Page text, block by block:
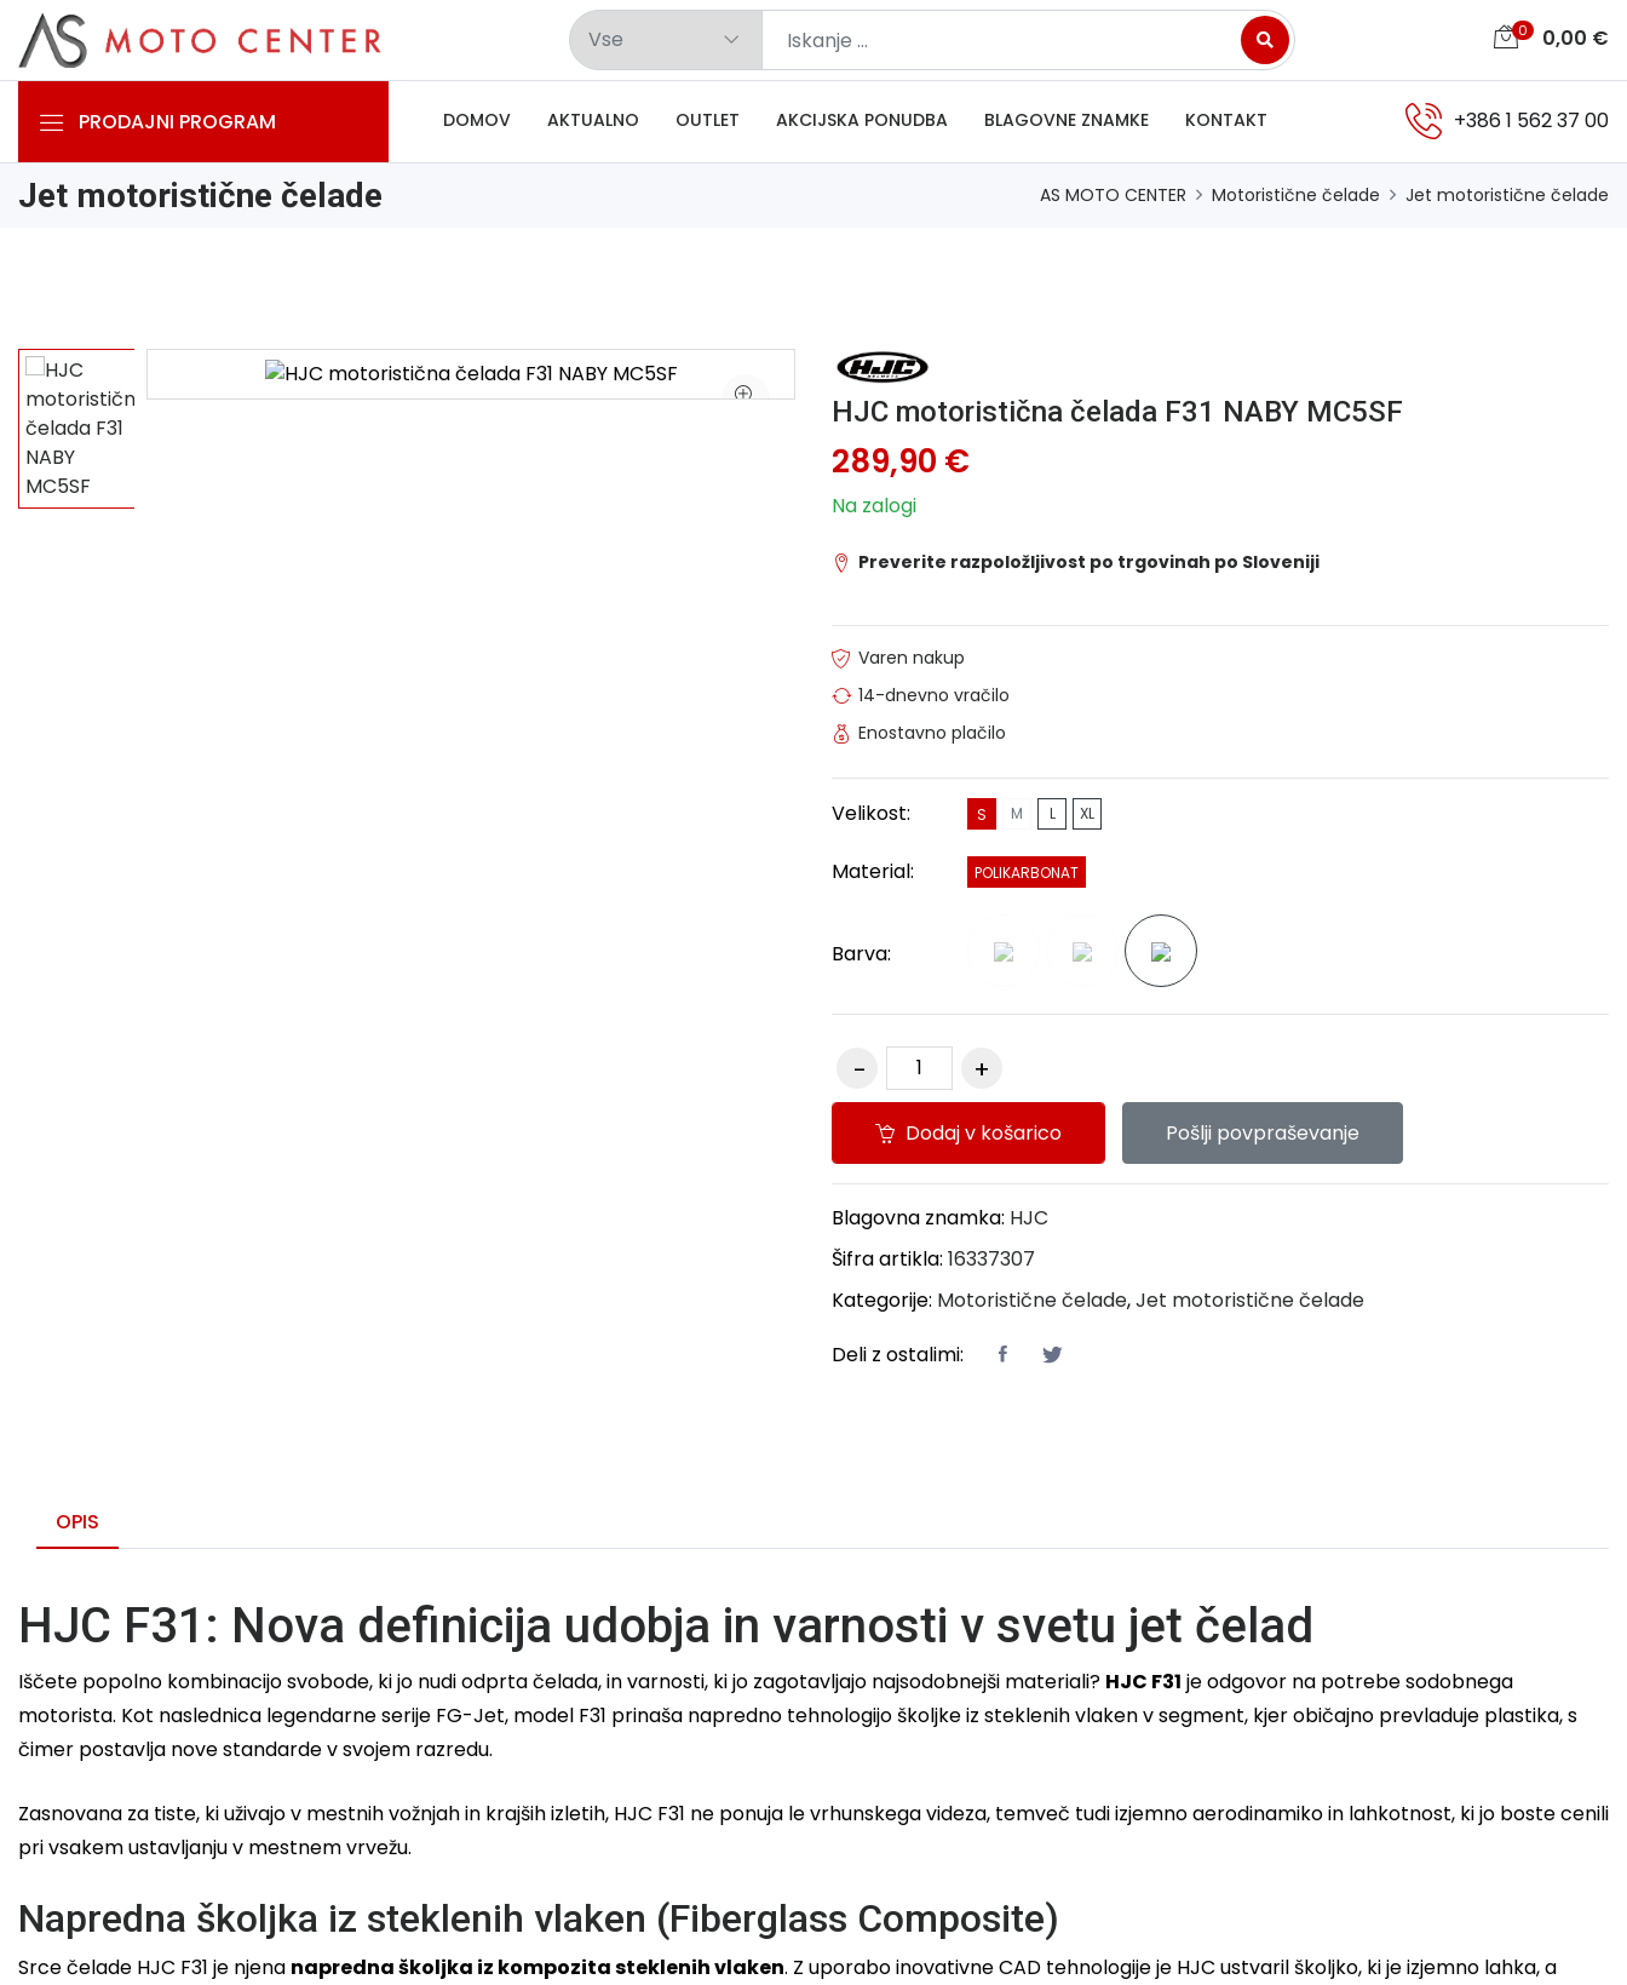
0 0,00 €
PRODAJNI PROGRAM DOMOV AKTUALNO OUTLET AKCIJSKA PONUDBA BLAGOVNE ZNAMKE KONTAKT +386 1 562 37 00
Jet motoristične čelade AS MOTO CENTER Motoristične čelade Jet motoristične čelade
HJC motoristična čelada F31 NABY MC5SF
289,90 €
Na zalogi
Preverite razpoložljivost po trgovinah po Sloveniji
Varen nakup
14-dnevno vračilo
Enostavno plačilo
Velikost: S M L XL
Material: POLIKARBONAT
Barva:
Dodaj v košarico Pošlji povpraševanje
Blagovna znamka: HJC
Šifra artikla: 16337307
Kategorije: Motoristične čelade,Jet motoristične čelade
Deli z ostalimi:
OPIS
HJC F31: Nova definicija udobja in varnosti v svetu jet čelad
Iščete popolno kombinacijo svobode, ki jo nudi odprta čelada, in varnosti, ki jo zagotavljajo najsodobnejši materiali? HJC F31 je odgovor na potrebe sodobnega
motorista. Kot naslednica legendarne serije FG-Jet, model F31 prinaša napredno tehnologijo školjke iz steklenih vlaken v segment, kjer običajno prevladuje plastika, s
čimer postavlja nove standarde v svojem razredu.
Zasnovana za tiste, ki uživajo v mestnih vožnjah in krajših izletih, HJC F31 ne ponuja le vrhunskega videza, temveč tudi izjemno aerodinamiko in lahkotnost, ki jo boste cenili
pri vsakem ustavljanju v mestnem vrvežu.
Napredna školjka iz steklenih vlaken (Fiberglass Composite)
Srce čelade HJC F31 je njena napredna školjka iz kompozita steklenih vlaken. Z uporabo inovativne CAD tehnologije je HJC ustvaril školjko, ki je izjemno lahka, a